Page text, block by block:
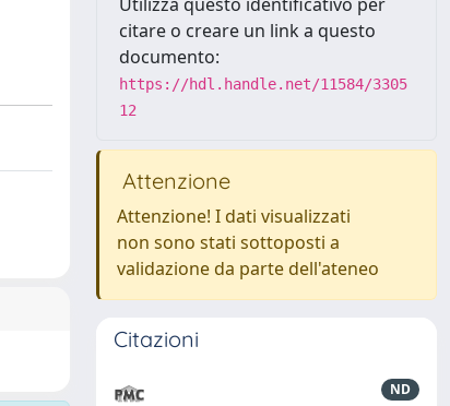
citare o creare un link a questo
documento:
https://hdl.handle.net/11584/3305
12
Attenzione
Attenzione! I dati visualizzati
non sono stati sottoposti a
validazione da parte dell'ateneo
Citazioni
ND